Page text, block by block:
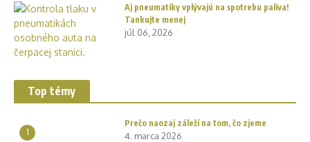
Aj pneumatiky vplývajú na spotrebu paliva!
Tankujte menej
júl 06, 2026
Top témy
1
Prečo naozaj záleží na tom, čo zjeme
4. marca 2026